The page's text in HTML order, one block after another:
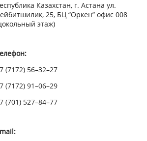
Казахстан, г. Астана ул.
25, БЦ “Оркен” офис 008
этаж)
(7172) 56–32–27
(7172) 91–06–29
(701) 527–84–77